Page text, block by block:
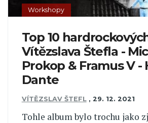
Workshopy
Top 10
Vítězslava Štefla -
Prokop & Framus V -
Dante
VÍTĚZSLAV ŠTEFL , 29. 12. 2021
Tohle album bylo trochu jako